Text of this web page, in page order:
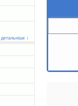
детальніше ↓